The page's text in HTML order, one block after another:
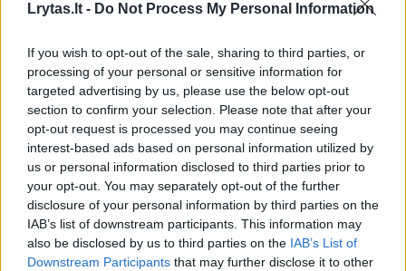
Lrytas.lt - Do Not Process My Personal Information
If you wish to opt-out of the sale, sharing to third parties, or
processing of your personal or sensitive information for
targeted advertising by us, please use the below opt-out
section to confirm your selection. Please note that after your
opt-out request is processed you may continue seeing
interest-based ads based on personal information utilized by
us or personal information disclosed to third parties prior to
your opt-out. You may separately opt-out of the further
disclosure of your personal information by third parties on the
IAB’s list of downstream participants. This information may
also be disclosed by us to third parties on the IAB’s List of
Downstream Participants that may further disclose it to other
kokybė
Verslas
00:02:37
Rudens obuoliavimas nieko gero nežada: už kilogramą
kaina šiemet kone dviguba
Žinios Lietuvos diena
Obuolių augintojai po šalnų: viskas, pabaiga